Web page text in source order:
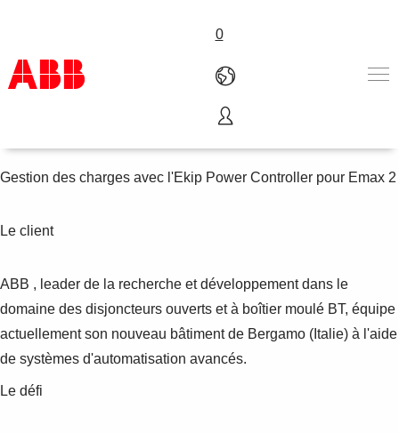
0
Produits & Services
Where to buy
Carrières
Nouveau bâtiment ABB
Gestion des charges avec l'Ekip Power Controller pour Emax 2
Le client
ABB , leader de la recherche et développement dans le
domaine des disjoncteurs ouverts et à boîtier moulé BT, équipe
actuellement son nouveau bâtiment de Bergamo (Italie) à l'aide
de systèmes d'automatisation avancés.
Le défi